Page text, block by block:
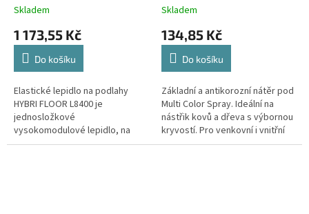
Skladem
1 173,55 Kč
Do košíku
Elastické lepidlo na podlahy
HYBRI FLOOR L8400 je
jednosložkové
vysokomodulové lepidlo, na
bázi MS polymeru, vytvrzující
DE
Skladem
134,85 Kč
Do košíku
Základní a antikorozní nátěr pod
Multi Color Spray. Ideální na
nástřik kovů a dřeva s výbornou
kryvostí. Pro venkovní i vnitřní
použití.